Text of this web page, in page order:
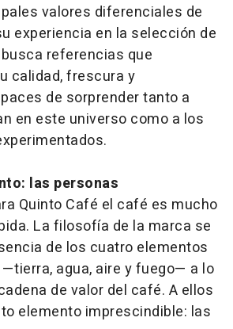
valores diferenciales de
experiencia en la selección de
referencias que
calidad, frescura y
de sorprender tanto a
en este universo como a los
las personas
Quinto Café el café es mucho
La filosofía de la marca se
de los cuatro elementos
agua, aire y fuego— a lo
de valor del café. A ellos
elemento imprescindible: las